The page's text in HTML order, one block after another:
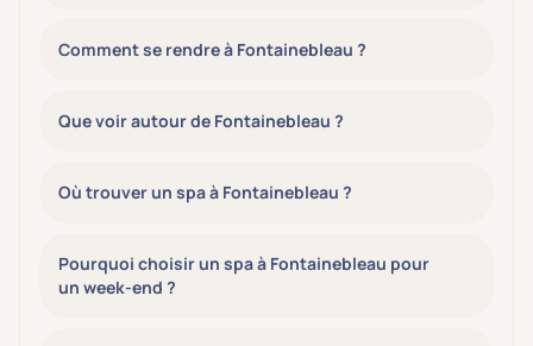
Comment se rendre à Fontainebleau ?
Que voir autour de Fontainebleau ?
Où trouver un spa à Fontainebleau ?
Pourquoi choisir un spa à Fontainebleau pour
un week-end ?